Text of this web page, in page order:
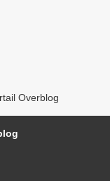
Overblog